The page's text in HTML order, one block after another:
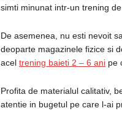
simti minunat intr-un trening
De asemenea, nu esti nevoit
deoparte magazinele fizice si
acel trening baieti 2 – 6 anipe
Profita de materialul calitativ,
atentie in bugetul pe care l-ai